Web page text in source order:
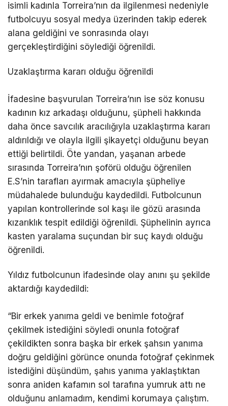
isimli kadınla Torreira’nın da ilgilenmesi nedeniyle
futbolcuyu sosyal medya üzerinden takip ederek
alana geldiğini ve sonrasında olayı
gerçekleştirdiğini söylediği öğrenildi.
Uzaklaştırma kararı olduğu öğrenildi
İfadesine başvurulan Torreira’nın ise söz konusu
kadının kız arkadaşı olduğunu, şüpheli hakkında
daha önce savcılık aracılığıyla uzaklaştırma kararı
aldırıldığı ve olayla ilgili şikayetçi olduğunu beyan
ettiği belirtildi. Öte yandan, yaşanan arbede
sırasında Torreira’nın şoförü olduğu öğrenilen
E.S’nin tarafları ayırmak amacıyla şüpheliye
müdahalede bulunduğu kaydedildi. Futbolcunun
yapılan kontrollerinde sol kaşı ile gözü arasında
kızarıklık tespit edildiği öğrenildi. Şüphelinin ayrıca
kasten yaralama suçundan bir suç kaydı olduğu
öğrenildi.
Yıldız futbolcunun ifadesinde olay anını şu şekilde
aktardığı kaydedildi:
“Bir erkek yanıma geldi ve benimle fotoğraf
çekilmek istediğini söyledi onunla fotoğraf
çekildikten sonra başka bir erkek şahsın yanıma
doğru geldiğini görünce onunda fotoğraf çekinmek
istediğini düşündüm, şahıs yanıma yaklaştıktan
sonra aniden kafamın sol tarafına yumruk attı ne
olduğunu anlamadım, kendimi korumaya çalıştım.